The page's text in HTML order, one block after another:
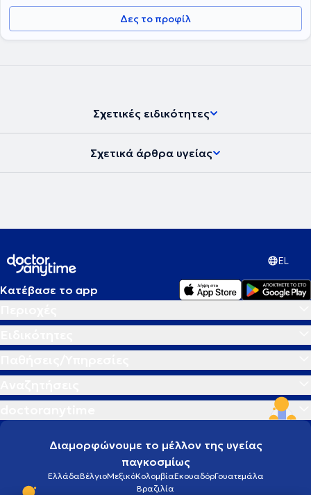
εμπειρία σε ενδοδοντικα περιστατικά μεγάλου βαθμού δυσκολίας
όπως επαναλήψεις Ε.Θ. και αφαίρεσης σπασμένων εργαλείων
καθώς και μεγάλη εμπειρία στις ακρορριζεκτομές και αφαίρεση
Δες το προφίλ
Σχετικές ειδικότητες
Σχετικά άρθρα υγείας
EL
Κατέβασε το app
Διαμορφώνουμε το μέλλον της υγείας
παγκοσμίως
ΕλλάδαΒέλγιοΜεξικόΚολομβίαΕκουαδόρΓουατεμάλα
Βραζιλία